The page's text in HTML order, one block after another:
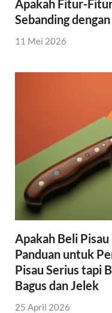
Apakah Fitur-
Sebanding
11 Mei 2026
Apakah Beli
Panduan untuk
Pisau Serius tapi
Bagus dan Jelek
25 April 2026